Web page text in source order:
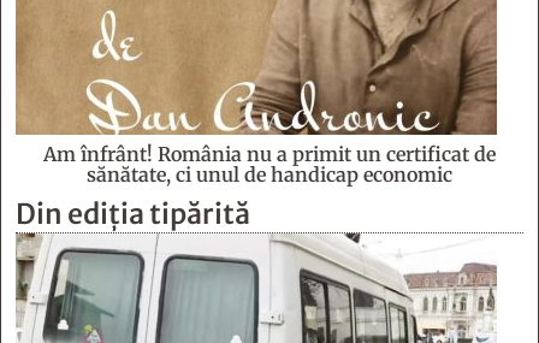
Am înfrânt! România nu a primit un certificat de
sănătate, ci unul de handicap economic
Din ediția tipărită